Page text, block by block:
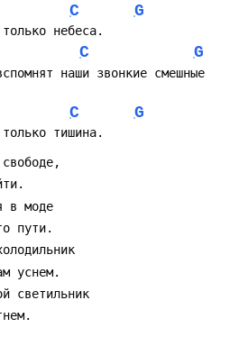
C G
C G
C G